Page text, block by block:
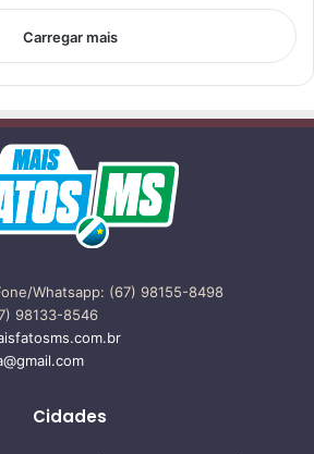
Carregar mais
Whatsapp: (67) 98155-8498
98133-8546
Cidades